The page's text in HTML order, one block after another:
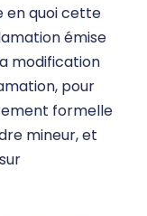
en quoi cette
émise
modification
pour
formelle
mineur, et